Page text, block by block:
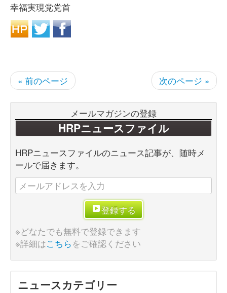
幸福実現党党首
« 前のページ 次のページ »
メールマガジンの登録
HRPニュースファイル
HRPニュースファイルのニュース記事が、随時メ
ールで届きます。
登録する
※どなたでも無料で登録できます
※詳細はこちらをご確認ください
ニュースカテゴリー